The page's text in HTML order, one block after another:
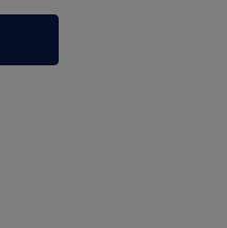
oder zu reduzieren.